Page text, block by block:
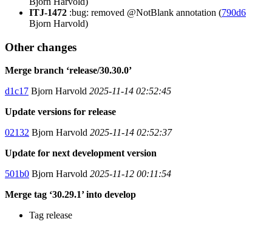
ITJ-1472 :bug: removed @NotBlank annotation (790d6
Bjorn Harvold)
Other changes
Merge branch ‘release/30.30.0’
d1c17 Bjorn Harvold 2025-11-14 02:52:45
Update versions for release
02132 Bjorn Harvold 2025-11-14 02:52:37
Update for next development version
501b0 Bjorn Harvold 2025-11-12 00:11:54
Merge tag ‘30.29.1’ into develop
Tag release